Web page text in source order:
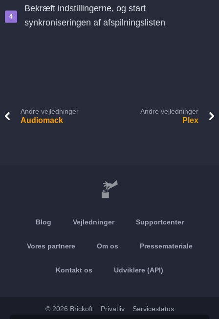
Bekræft indstillingerne, og start
synkroniseringen af afspilningslisten
Andre vejledninger
Audiomack
Andre vejledninger
Plex
Blog Vejledninger Supportcenter
Vores partnere Om os Pressemateriale
Kontakt os Udviklere (API)
© 2026 Brickoft Privatliv Servicestatus